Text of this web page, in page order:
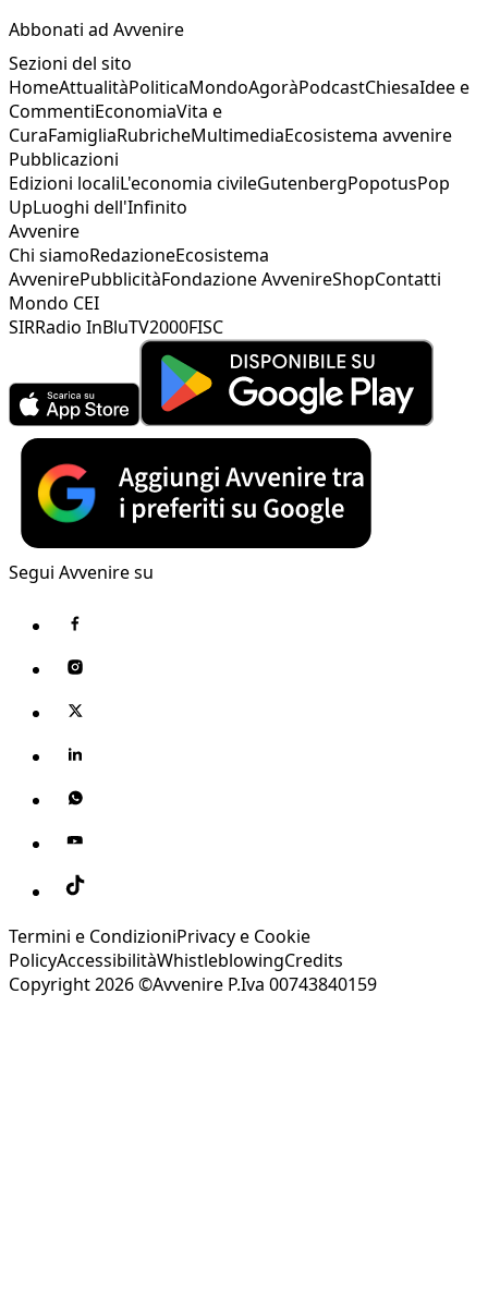
Abbonati ad Avvenire
Sezioni del sito
HomeAttualitàPoliticaMondoAgoràPodcastChiesaIdee e
CommentiEconomiaVita e
CuraFamigliaRubricheMultimediaEcosistema avvenire
Pubblicazioni
Edizioni localiL'economia civileGutenbergPopotusPop
UpLuoghi dell'Infinito
Avvenire
Chi siamoRedazioneEcosistema
AvvenirePubblicitàFondazione AvvenireShopContatti
Mondo CEI
SIRRadio InBluTV2000FISC
Segui Avvenire su
Termini e CondizioniPrivacy e Cookie
PolicyAccessibilitàWhistleblowingCredits
Copyright 2026 ©Avvenire P.Iva 00743840159